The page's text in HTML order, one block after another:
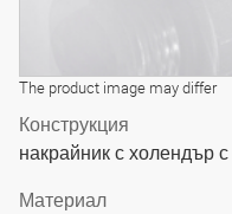
The product image may differ
Конструкция
накрайник с холендър
Материал